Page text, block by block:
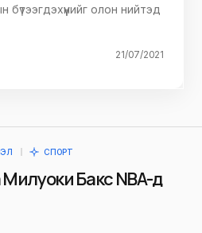
олон нийтэд
21/07/2021
СПОРТ
Бакс NBA-д